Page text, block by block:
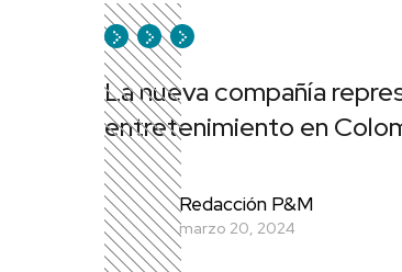
La nueva compañía
entretenimiento en
Redacción P&M
marzo 20, 2024